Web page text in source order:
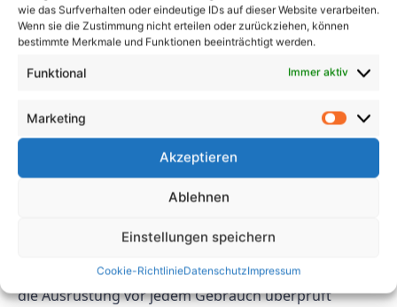
wie das Surfverhalten oder eindeutige IDs auf dieser Website verarbeiten.
Wenn sie die Zustimmung nicht erteilen oder zurückziehen, können
bestimmte Merkmale und Funktionen beeinträchtigt werden.
Funktional Immer aktiv
Marketing
Akzeptieren
Ablehnen
Einstellungen speichern
Cookie-RichtlinieDatenschutzImpressum
einem Problem werden. Denken Sie daran, Ihre
Ergebnisse zu dokumentieren und Ihre Ausrüstung
regelmäßig zu überprüfen, um sie in einem Top-
Zustand zu halten.
FAQs
1. Wie oft sollten tragbare
Geräte überprüft werden?
Tragbare Geräte sollten regelmäßig gemäß den
Richtlinien des Herstellers und allen geltenden
Vorschriften überprüft werden. Im Allgemeinen sollte
die Ausrüstung vor jedem Gebrauch überprüft